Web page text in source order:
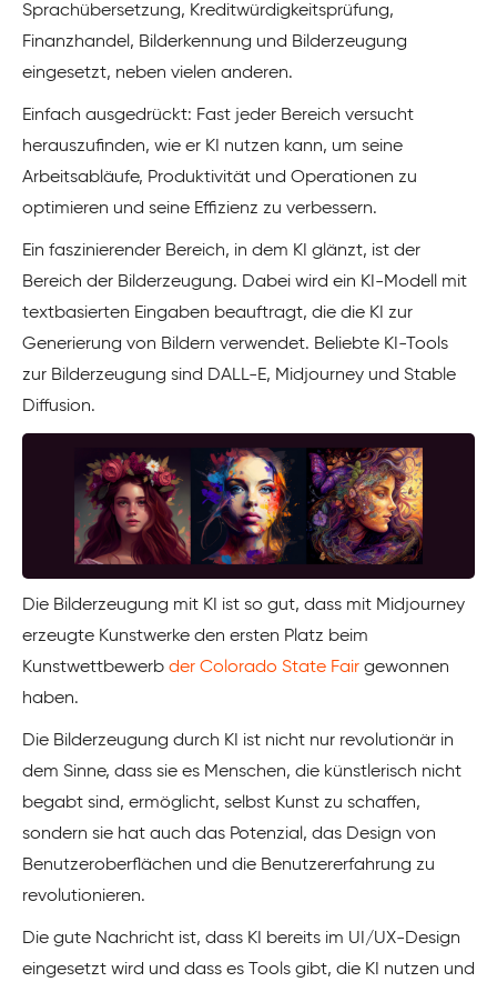
Sprachübersetzung, Kreditwürdigkeitsprüfung,
Finanzhandel, Bilderkennung und Bilderzeugung
eingesetzt, neben vielen anderen.
Einfach ausgedrückt: Fast jeder Bereich versucht
herauszufinden, wie er KI nutzen kann, um seine
Arbeitsabläufe, Produktivität und Operationen zu
optimieren und seine Effizienz zu verbessern.
Ein faszinierender Bereich, in dem KI glänzt, ist der
Bereich der Bilderzeugung. Dabei wird ein KI-Modell mit
textbasierten Eingaben beauftragt, die die KI zur
Generierung von Bildern verwendet. Beliebte KI-Tools
zur Bilderzeugung sind DALL-E, Midjourney und Stable
Diffusion.
Die Bilderzeugung mit KI ist so gut, dass mit Midjourney
erzeugte Kunstwerke den ersten Platz beim
Kunstwettbewerb der Colorado State Fair gewonnen
haben.
Die Bilderzeugung durch KI ist nicht nur revolutionär in
dem Sinne, dass sie es Menschen, die künstlerisch nicht
begabt sind, ermöglicht, selbst Kunst zu schaffen,
sondern sie hat auch das Potenzial, das Design von
Benutzeroberflächen und die Benutzererfahrung zu
revolutionieren.
Die gute Nachricht ist, dass KI bereits im UI/UX-Design
eingesetzt wird und dass es Tools gibt, die KI nutzen und